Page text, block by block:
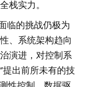
栈实力。
临的挑战仍极为
、系统架构趋向
演进，对控制系
出前所未有的技